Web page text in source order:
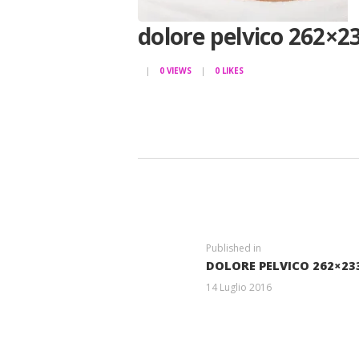
dolore pelvico
0 VIEWS 0 LIKES
Published in
post:
DOLORE PELVICO
14 Luglio 2016